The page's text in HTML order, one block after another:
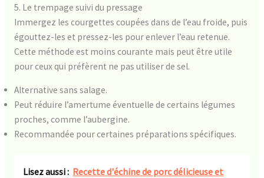
5. Le trempage suivi du pressage
Immergez les courgettes coupées dans de l’eau froide, puis
égouttez-les et pressez-les pour enlever l’eau retenue.
Cette méthode est moins courante mais peut être utile
pour ceux qui préfèrent ne pas utiliser de sel.
Alternative sans salage.
Peut réduire l’amertume éventuelle de certains légumes
proches, comme l’aubergine.
Recommandée pour certaines préparations spécifiques.
Lisez aussi : Recette d'échine de porc délicieuse et